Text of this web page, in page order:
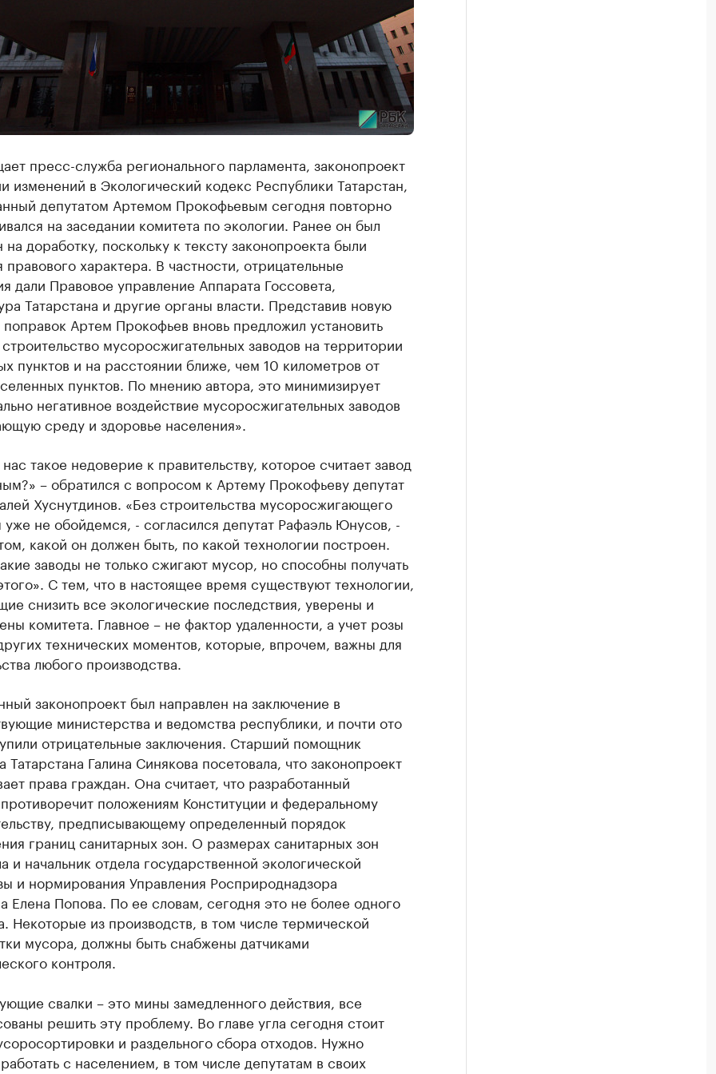
пресс-служба регионального парламента, законопроект
изменений в Экологический кодекс Республики Татарстан,
депутатом Артемом Прокофьевым сегодня повторно
на заседании комитета по экологии. Ранее он был
на доработку, поскольку к тексту законопроекта были
правового характера. В частности, отрицательные
дали Правовое управление Аппарата Госсовета,
Татарстана и другие органы власти. Представив новую
Артем Прокофьев вновь предложил установить
мусоросжигательных заводов на территории
пунктов и на расстоянии ближе, чем 10 километров от
пунктов. По мнению автора, это минимизирует
негативное воздействие мусоросжигательных заводов
среду и здоровье населения».
такое недоверие к правительству, которое считает завод
– обратился с вопросом к Артему Прокофьеву депутат
Хуснутдинов. «Без строительства мусоросжигающего
не обойдемся, - согласился депутат Рафаэль Юнусов, -
какой он должен быть, по какой технологии построен.
заводы не только сжигают мусор, но способны получать
С тем, что в настоящее время существуют технологии,
снизить все экологические последствия, уверены и
комитета. Главное – не фактор удаленности, а учет розы
технических моментов, которые, впрочем, важны для
любого производства.
законопроект был направлен на заключение в
министерства и ведомства республики, и почти ото
отрицательные заключения. Старший помощник
Татарстана Галина Синякова посетовала, что законопроект
права граждан. Она считает, что разработанный
положениям Конституции и федеральному
предписывающему определенный порядок
границ санитарных зон. О размерах санитарных зон
и начальник отдела государственной экологической
и нормирования Управления Росприроднадзора
Елена Попова. По ее словам, сегодня это не более одного
Некоторые из производств, в том числе термической
мусора, должны быть снабжены датчиками
контроля.
свалки – это мины замедленного действия, все
решить эту проблему. Во главе угла сегодня стоит
и раздельного сбора отходов. Нужно
с населением, в том числе депутатам в своих